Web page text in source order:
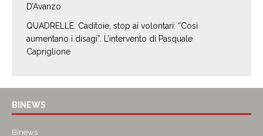
D’Avanzo
QUADRELLE. Caditoie, stop ai volontari: “Così
aumentano i disagi”. L’intervento di Pasquale
Capriglione
BINEWS
Binews